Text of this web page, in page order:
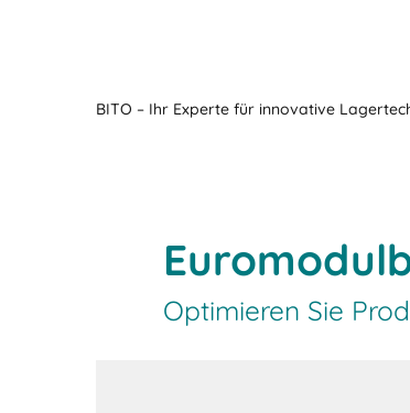
BITO – Ihr Experte für innovative
Optimieren Sie